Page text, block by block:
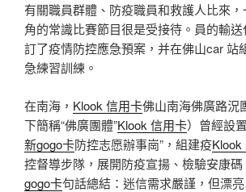
有關職員群體、防疫職員和救護人比來
角的常識比賽節目很是受接待。員的輸
訂了疫情防控應急預案，并在佛山car 站
急練習訓練。
在南海， Klook 信用卡佛山南海佛廣路況
下簡稱“佛廣團體”Klook 信用卡）曾經設
新gogo卡防控志愿辦事崗”，組建疫
控督導步隊，展開防疫宣揚、檢驗安康
gogo卡句話總結：迷信需求嚴謹，但漂